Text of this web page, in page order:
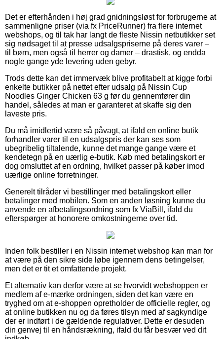
Det er efterhånden i høj grad gnidningsløst for forbrugerne at
sammenligne priser (via fx PriceRunner) fra flere internet
webshops, og til tak har langt de fleste Nissin netbutikker set
sig nødsaget til at presse udsalgspriserne på deres varer –
til børn, men også til herrer og damer – drastisk, og endda
nogle gange yde levering uden gebyr.
Trods dette kan det immervæk blive profitabelt at kigge forbi
enkelte butikker på nettet efter udsalg på Nissin Cup
Noodles Ginger Chicken 63 g før du gennemfører din
handel, således at man er garanteret at skaffe sig den
laveste pris.
Du må imidlertid være så påvagt, at ifald en online butik
forhandler varer til en udsalgspris der kan ses som
ubegribelig tiltalende, kunne det mange gange være et
kendetegn på en uærlig e-butik. Køb med betalingskort er
dog omsluttet af en ordning, hvilket passer på køber imod
uærlige online forretninger.
Generelt tilråder vi bestillinger med betalingskort eller
betalinger med mobilen. Som en anden løsning kunne du
anvende en afbetalingsordning som fx ViaBill, ifald du
efterspørger at honorere omkostningerne over tid.
Inden folk bestiller i en Nissin internet webshop kan man for
at være på den sikre side løbe igennem dens betingelser,
men det er tit et omfattende projekt.
Et alternativ kan derfor være at se hvorvidt webshoppen er
medlem af e-mærke ordningen, siden det kan være en
tryghed om at e-shoppen opretholder de officielle regler, og
at online butikken nu og da føres tilsyn med af sagkyndige
der er indført i de gældende regulativer. Dette er desuden
din genvej til en håndsrækning, ifald du får besvær ved dit